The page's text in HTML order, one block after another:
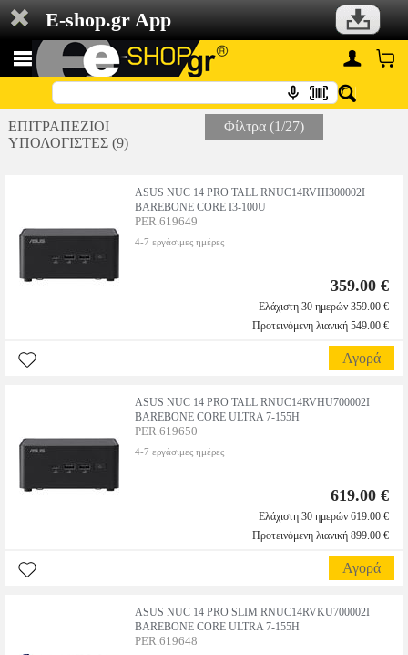
E-shop.gr App
ΕΠΙΤΡΑΠΕΖΙΟΙ
ΥΠΟΛΟΓΙΣΤΕΣ (9)
Φίλτρα (1/27)
ASUS NUC 14 PRO TALL RNUC14RVHI300002I
BAREBONE CORE I3-100U
PER.619649
4-7 εργάσιμες ημέρες
359.00 €
Ελάχιστη 30 ημερών 359.00 €
Προτεινόμενη λιανική 549.00 €
Αγορά
ASUS NUC 14 PRO TALL RNUC14RVHU700002I
BAREBONE CORE ULTRA 7-155H
PER.619650
4-7 εργάσιμες ημέρες
619.00 €
Ελάχιστη 30 ημερών 619.00 €
Προτεινόμενη λιανική 899.00 €
Αγορά
ASUS NUC 14 PRO SLIM RNUC14RVKU700002I
BAREBONE CORE ULTRA 7-155H
PER.619648